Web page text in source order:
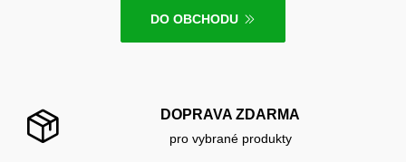
DO OBCHODU
DOPRAVA ZDARMA
pro vybrané produkty